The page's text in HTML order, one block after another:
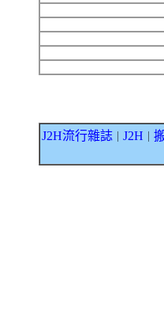
J2H流行雜誌 J2H